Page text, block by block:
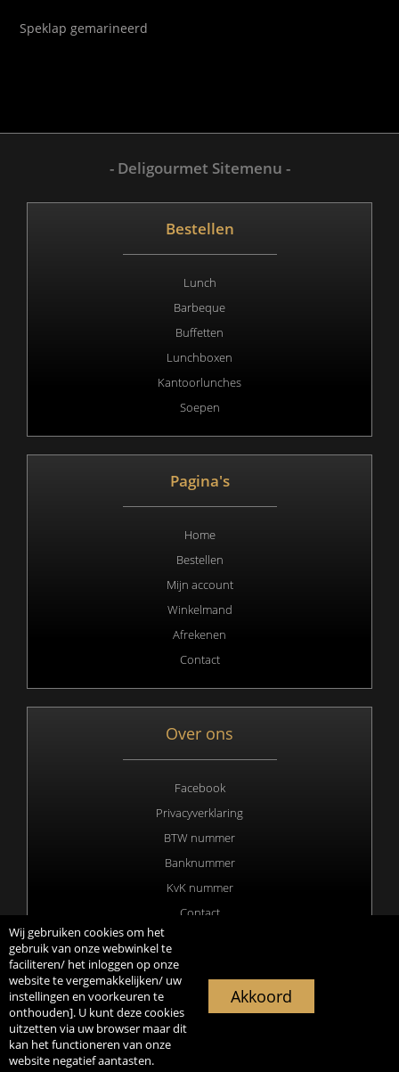
Speklap gemarineerd
- Deligourmet Sitemenu -
Bestellen
Lunch
Barbeque
Buffetten
Lunchboxen
Kantoorlunches
Soepen
Pagina's
Home
Bestellen
Mijn account
Winkelmand
Afrekenen
Contact
Over ons
Facebook
Privacyverklaring
BTW nummer
Banknummer
KvK nummer
Contact
Copyright 2020 © All rights Reserved. Webdesign & hosting by
Duisters Media
Wij gebruiken cookies om het
gebruik van onze webwinkel te
faciliteren/ het inloggen op onze
website te vergemakkelijken/ uw
instellingen en voorkeuren te
onthouden]. U kunt deze cookies
uitzetten via uw browser maar dit
kan het functioneren van onze
website negatief aantasten.
Akkoord